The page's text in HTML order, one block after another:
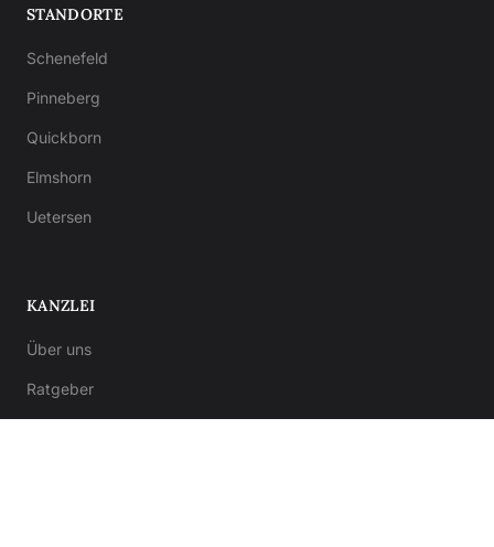
STANDORTE
Schenefeld
Pinneberg
Quickborn
Elmshorn
Uetersen
KANZLEI
Über uns
Ratgeber